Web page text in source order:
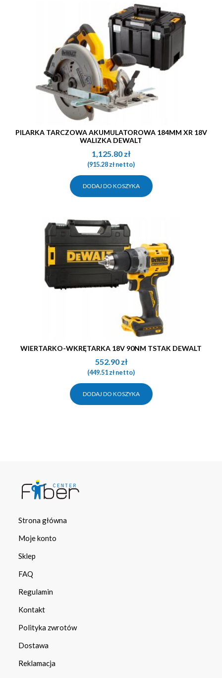
PILARKA TARCZOWA AKUMULATOROWA 184MM XR 18V
WALIZKA DEWALT
1,125.80 zł
(915.28złnetto)
DODAJ DO KOSZYKA
WIERTARKO-WKRĘTARKA 18V 90NM TSTAK DEWALT
552.90 zł
(449.51złnetto)
DODAJ DO KOSZYKA
Strona główna
Moje konto
Sklep
FAQ
Regulamin
Kontakt
Polityka zwrotów
Dostawa
Reklamacja